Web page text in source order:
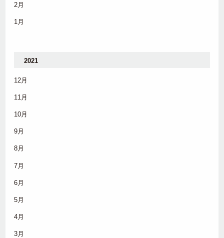
2月
1月
2021
12月
11月
10月
9月
8月
7月
6月
5月
4月
3月